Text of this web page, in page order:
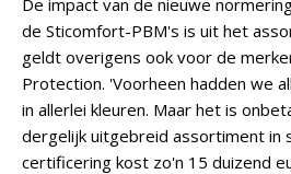
De impact van de nieuwe
de Sticomfort-PBM's is uit het
geldt overigens ook voor de
Protection. 'Voorheen hadden we
in allerlei kleuren. Maar het is
dergelijk uitgebreid assortiment in
certificering kost zo'n 15 duizend